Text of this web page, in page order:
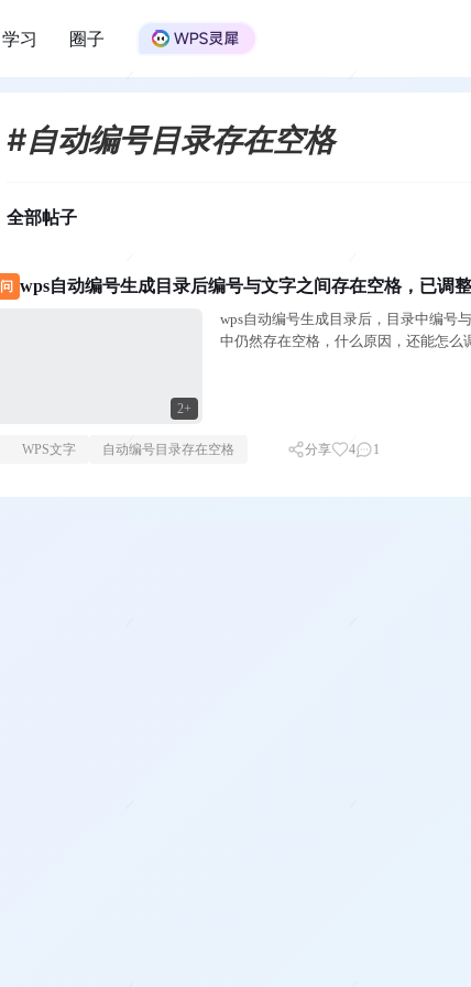
学习 圈子
#自动编号目录存在空格
全部帖子
问 wps自动编号生成目录后编号与文字之间存在空格，已调
2+
wps自动编号生成目录后，目录中编号与文字之间存在空
中仍然存在空格，什么原因，还能怎么
WPS文字 自动编号目录存在空格 分享 4 1